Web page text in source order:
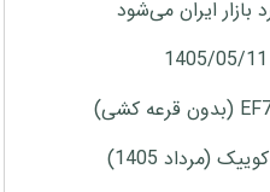
(مرداد 1405)